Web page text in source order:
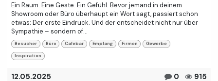
Ein Raum. Eine Geste. Ein Gefühl. Bevor jemand in deinem
Showroom oder Büro überhaupt ein Wort sagt, passiert schon
etwas: Der erste Eindruck. Und der entscheidet nicht nur über
Sympathie – sondern of...
Besucher Büro Cafebar Empfang Firmen Gewerbe
Inspiration
12.05.2025 0 915